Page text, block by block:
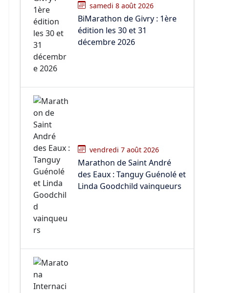
samedi 8 août 2026
BiMarathon de Givry : 1ère
édition les 30 et 31
décembre 2026
vendredi 7 août 2026
Marathon de Saint André
des Eaux : Tanguy Guénolé et
Linda Goodchild vainqueurs